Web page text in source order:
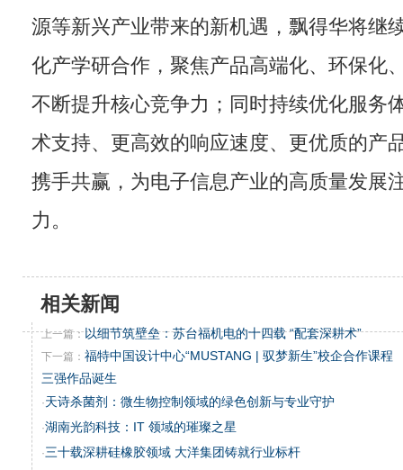
源等新兴产业带来的新机遇，飘得华将继
化产学研合作，聚焦产品高端化、环保化
不断提升核心竞争力；同时持续优化服务
术支持、更高效的响应速度、更优质的产
携手共赢，为电子信息产业的高质量发展
力。
相关新闻
上一篇： 以细节筑壁垒：苏台福机电的十四载 “配套深耕术”
下一篇： 福特中国设计中心“MUSTANG | 驭梦新生”校企合作课程
三强作品诞生
·天诗杀菌剂：微生物控制领域的绿色创新与专业守护
·湖南光韵科技：IT 领域的璀璨之星
·三十载深耕硅橡胶领域 大洋集团铸就行业标杆